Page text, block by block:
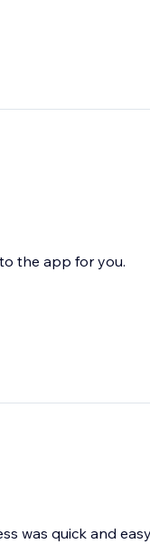
the app for you.
was quick and